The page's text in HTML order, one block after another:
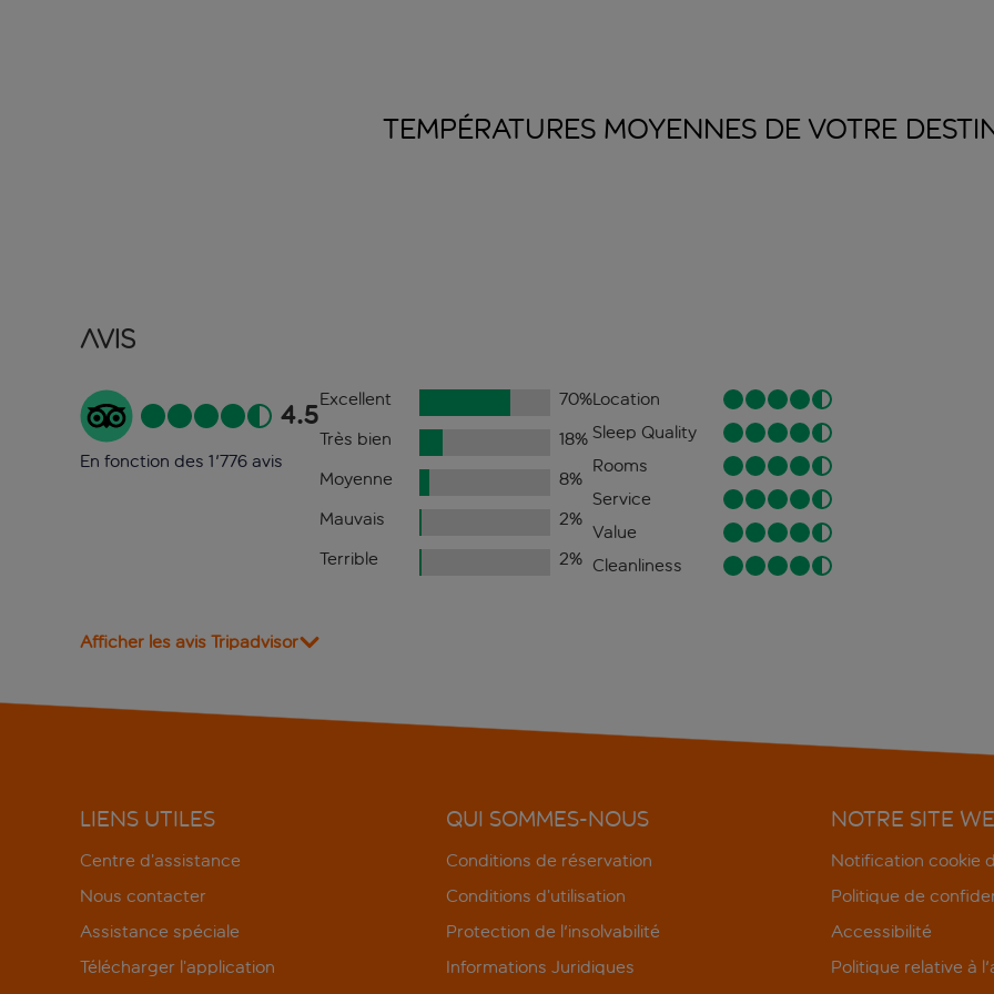
TEMPÉRATURES MOYENNES DE VOTRE
Avis
4.5
En fonction des 1'776 avis
Excellent 70%
Très bien
18%
Moyenne
8%
Mauvais
2%
Terrible
2%
Location
Sleep Quality
Rooms
Service
Value
Cleanliness
Afficher les avis Tripadvisor
LIENS UTILES
Centre d’assistance
Nous contacter
Assistance spéciale
Télécharger l’application
QUI SOMMES-NOUS
Conditions de réservation
Conditions d’utilisation
Protection de l'insolvabilité
Informations Juridiques
NOTRE SITE
Notification cookie
Politique de
Accessibilité
Politique relative à